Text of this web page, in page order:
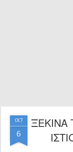
OCT
6